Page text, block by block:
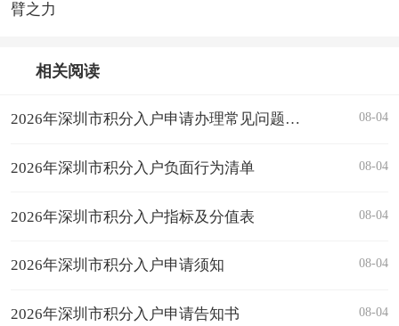
臂之力
相关阅读
2026年深圳市积分入户申请办理常见问题解答汇总 08-04
2026年深圳市积分入户负面行为清单 08-04
2026年深圳市积分入户指标及分值表 08-04
2026年深圳市积分入户申请须知 08-04
2026年深圳市积分入户申请告知书 08-04